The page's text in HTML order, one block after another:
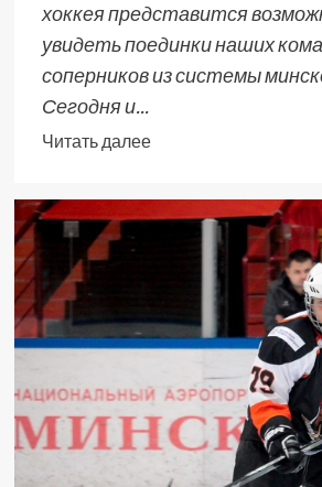
хоккея представится
увидеть поединки наших
соперников из системы
Сегодня и...
Читать далее